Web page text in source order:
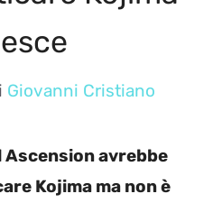
Giovanni Cristiano
Ascension avrebbe
Kojima ma non è